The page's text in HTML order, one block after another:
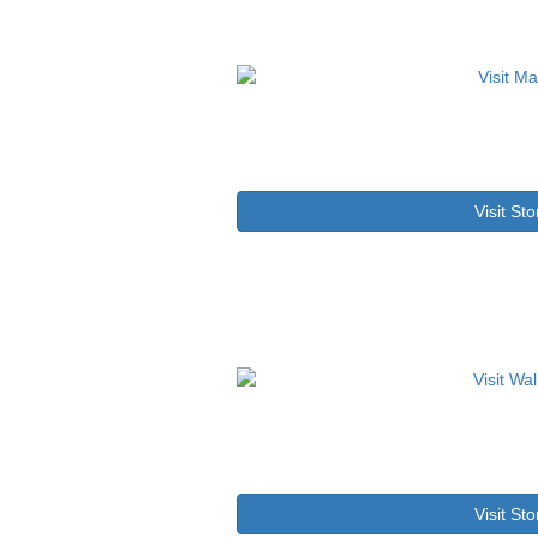
Visit
Visit